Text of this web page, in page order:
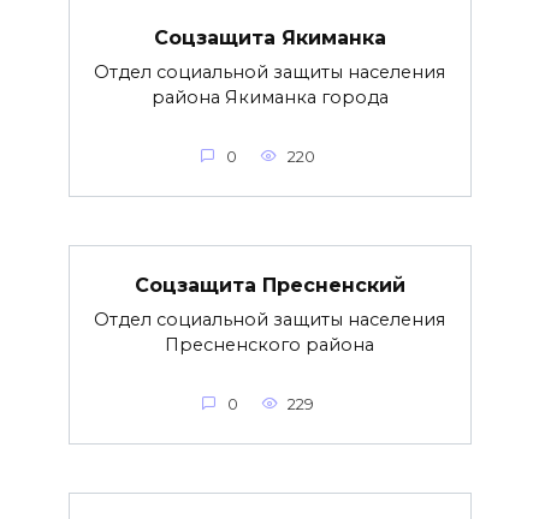
Соцзащита Якиманка
Отдел социальной защиты населения
района Якиманка города
0 220
Соцзащита Пресненский
Отдел социальной защиты населения
Пресненского района
0 229